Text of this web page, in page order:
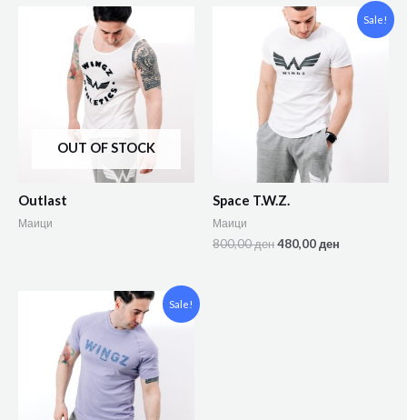
OUT OF STOCK
Outlast
Маици
Sale!
Space T.W.Z.
Маици
800,00ден480,00ден
Sale!